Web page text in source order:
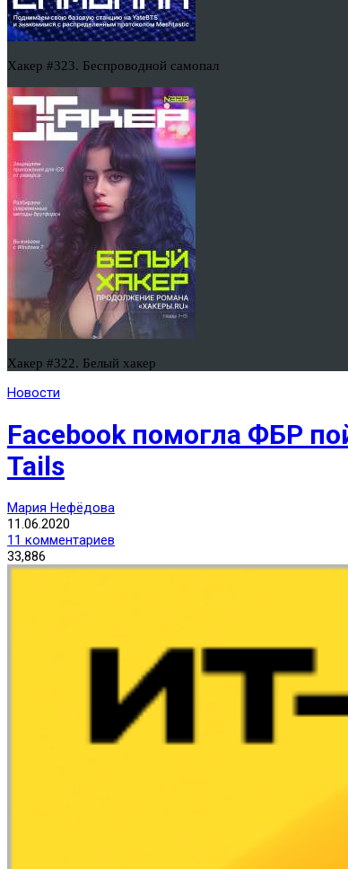
Хакер #323. Беспроводной самопал
Хакер #322. Белый хакер
Новости
Facebook помогла ФБР
Tails
Мария Нефёдова
11.06.2020
11 комментариев
33,886